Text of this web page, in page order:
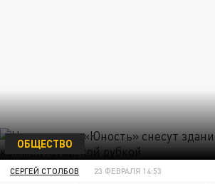
ОБЩЕСТВО
СЕРГЕЙ СТОЛБОВ 23 ФЕВРАЛЯ 14:53